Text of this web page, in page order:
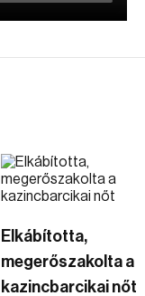
Elkábította,
megerőszakolta a
kazincbarcikai nőt